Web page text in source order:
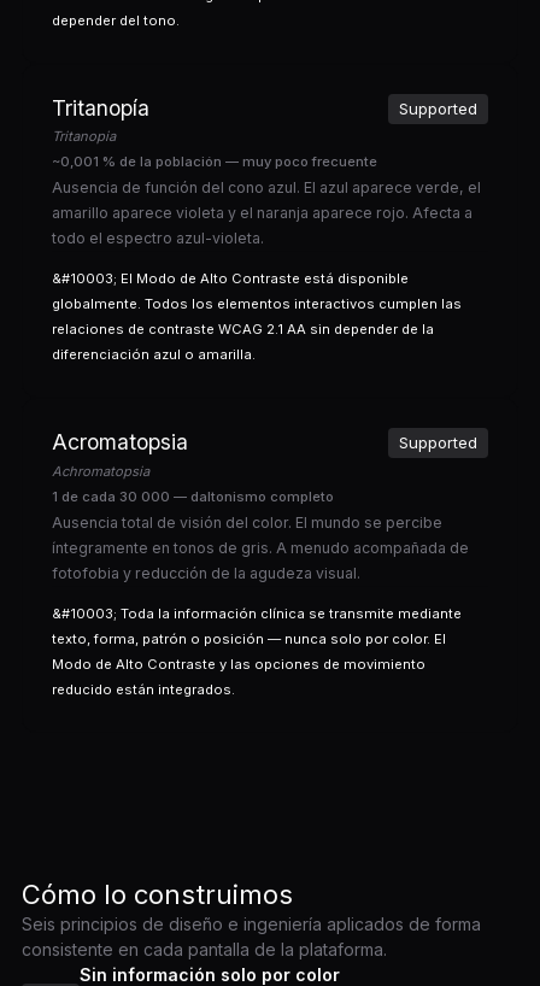
depender del tono.
Tritanopía
Tritanopia
Supported
~0,001 % de la población — muy poco frecuente
Ausencia de función del cono azul. El azul aparece verde, el
amarillo aparece violeta y el naranja aparece rojo. Afecta a
todo el espectro azul-violeta.
&#10003; El Modo de Alto Contraste está disponible
globalmente. Todos los elementos interactivos cumplen las
relaciones de contraste WCAG 2.1 AA sin depender de la
diferenciación azul o amarilla.
Acromatopsia
Achromatopsia
Supported
1 de cada 30 000 — daltonismo completo
Ausencia total de visión del color. El mundo se percibe
íntegramente en tonos de gris. A menudo acompañada de
fotofobia y reducción de la agudeza visual.
&#10003; Toda la información clínica se transmite mediante
texto, forma, patrón o posición — nunca solo por color. El
Modo de Alto Contraste y las opciones de movimiento
reducido están integrados.
Cómo lo construimos
Seis principios de diseño e ingeniería aplicados de forma
consistente en cada pantalla de la plataforma.
Sin información solo por color